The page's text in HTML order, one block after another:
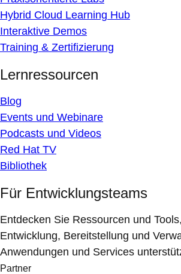
Hybrid Cloud Learning Hub
Interaktive Demos
Training & Zertifizierung
Lernressourcen
Blog
Events und Webinare
Podcasts und Videos
Red Hat TV
Bibliothek
Für Entwicklungsteams
Entdecken Sie Ressourcen und
Entwicklung, Bereitstellung und
Anwendungen und Services
Partner